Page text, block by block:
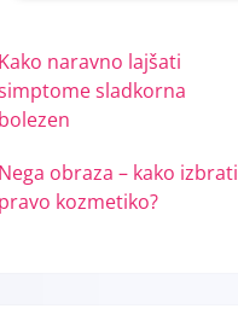
Kako naravno lajšati
sladkorna
bolezen
Nega obraza – kako izbrati
pravo kozmetiko?